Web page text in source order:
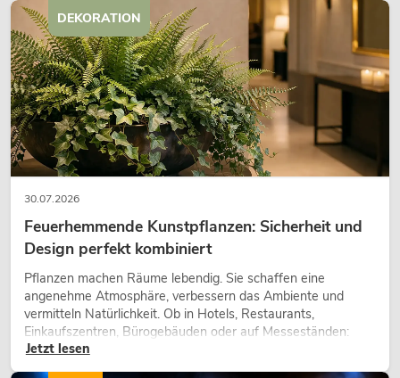
30.07.2026
Feuerhemmende Kunstpflanzen: Sicherheit und
Design perfekt kombiniert
Pflanzen machen Räume lebendig. Sie schaffen eine
angenehme Atmosphäre, verbessern das Ambiente und
vermitteln Natürlichkeit. Ob in Hotels, Restaurants,
Einkaufszentren, Bürogebäuden oder auf Messeständen:
eine hochwertige Begrünung gehört heute längst zum
modernen Raumkonzept.
Jetzt lesen
DEKORATION